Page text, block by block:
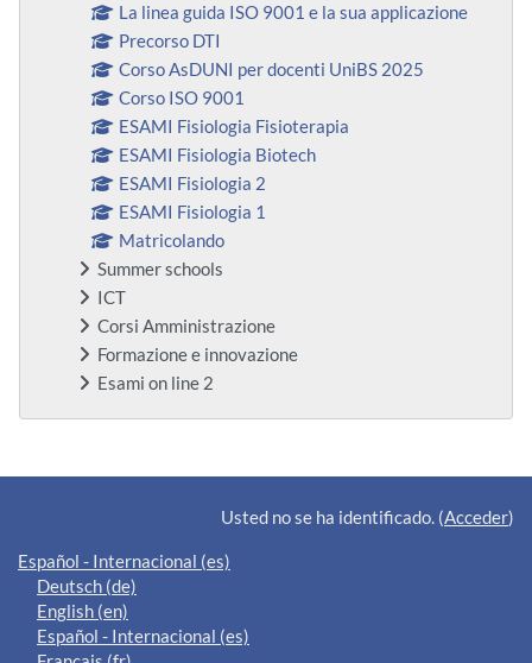
La linea guida ISO 9001 e la sua applicazione
Precorso DTI
Corso AsDUNI per docenti UniBS 2025
Corso ISO 9001
ESAMI Fisiologia Fisioterapia
ESAMI Fisiologia Biotech
ESAMI Fisiologia 2
ESAMI Fisiologia 1
Matricolando
Summer schools
ICT
Corsi Amministrazione
Formazione e innovazione
Esami on line 2
Bloques suplementarios
Usted no se ha identificado. (Acceder)
Español - Internacional ‎(es)‎
Deutsch ‎(de)‎
English ‎(en)‎
Español - Internacional ‎(es)‎